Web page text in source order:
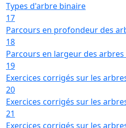
Types d'arbre binaire
17
Parcours en profondeur des
18
Parcours en largeur des
19
Exercices corrigés sur les
20
Exercices corrigés sur les
21
Exercices corrigés sur les